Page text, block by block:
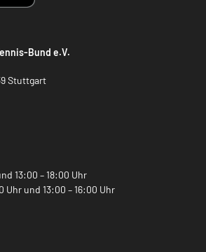
Bund e.V.
Stuttgart
13:00 – 18:00 Uhr
Uhr und 13:00 – 16:00 Uhr